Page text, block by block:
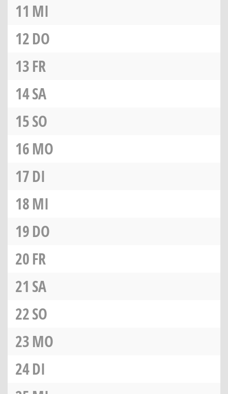
11 MI
12DO
13FR
14SA
15SO
16MO
17DI
18MI
19DO
20FR
21 SA
22SO
23MO
24DI